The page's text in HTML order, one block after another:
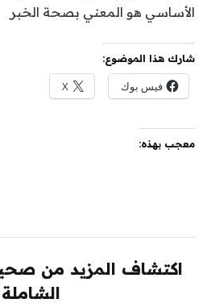
الأساسي هو المعني بصحة الخبر
شارك هذا الموضوع:
فيس بوك X
معجب بهذه:
اكتشاف المزيد من
الشاملة